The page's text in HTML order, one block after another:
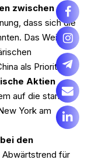
zwischen
dass sich die
Das Weiße
als Priorität
Aktien
auf die starken
York am
den
Abwärtstrend für